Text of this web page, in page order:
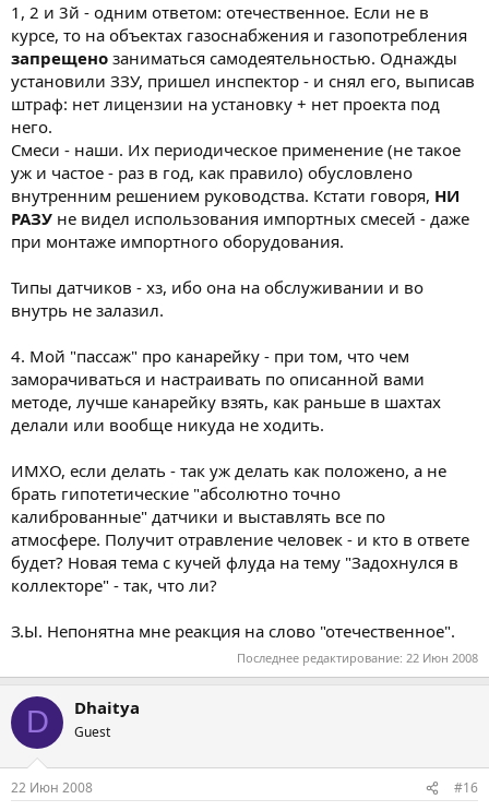
1, 2 и 3й - одним ответом: отечественное. Если не в
курсе, то на объектах газоснабжения и газопотребления
запрещено заниматься самодеятельностью. Однажды
установили ЗЗУ, пришел инспектор - и снял его, выписав
штраф: нет лицензии на установку + нет проекта под
него.
Смеси - наши. Их периодическое применение (не такое
уж и частое - раз в год, как правило) обусловлено
внутренним решением руководства. Кстати говоря, НИ
РАЗУ не видел использования импортных смесей - даже
при монтаже импортного оборудования.
Типы датчиков - хз, ибо она на обслуживании и во
внутрь не залазил.
4. Мой "пассаж" про канарейку - при том, что чем
заморачиваться и настраивать по описанной вами
методе, лучше канарейку взять, как раньше в шахтах
делали или вообще никуда не ходить.
ИМХО, если делать - так уж делать как положено, а не
брать гипотетические "абсолютно точно
калиброванные" датчики и выставлять все по
атмосфере. Получит отравление человек - и кто в ответе
будет? Новая тема с кучей флуда на тему "Задохнулся в
коллекторе" - так, что ли?
З.Ы. Непонятна мне реакция на слово "отечественное".
Последнее редактирование: 22 Июн 2008
D Dhaitya
Guest
22 Июн 2008 #16